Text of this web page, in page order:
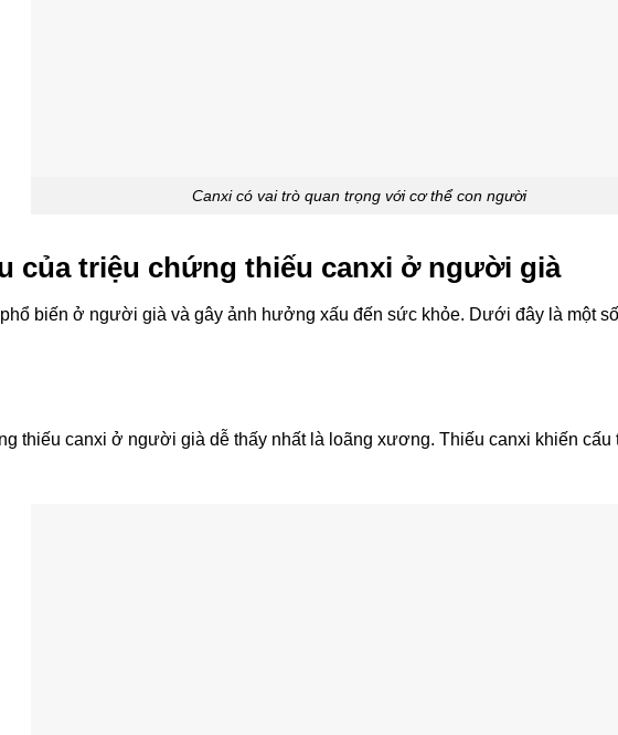
Canxi có vai trò quan trọng với cơ thể con người
của triệu chứng thiếu canxi ở người già
biến ở người già và gây ảnh hưởng xấu đến sức khỏe. Dưới đây là một số
thiếu canxi ở người già dễ thấy nhất là loãng xương. Thiếu canxi khiến